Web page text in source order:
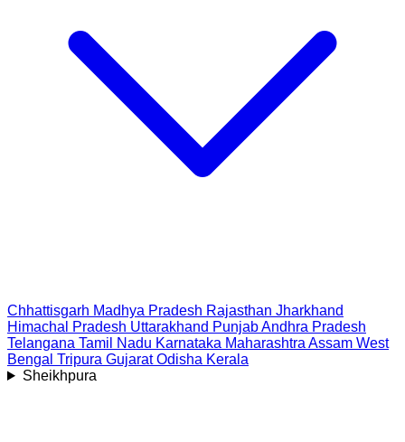
Chhattisgarh Madhya Pradesh Rajasthan Jharkhand
Himachal Pradesh Uttarakhand PunjabAndhra Pradesh
Telangana Tamil Nadu Karnataka Maharashtra Assam West
Bengal Tripura Gujarat Odisha Kerala
Sheikhpura